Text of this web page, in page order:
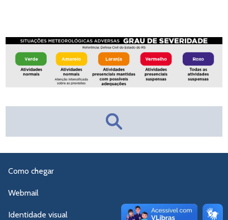
Como chegar
Webmail
Identidade visual